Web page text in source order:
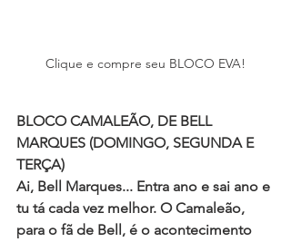
Clique e compre seu BLOCO EVA!
BLOCO CAMALEÃO, DE BELL
MARQUES (DOMINGO, SEGUNDA E
TERÇA)
Ai, Bell Marques... Entra ano e sai ano e
tu tá cada vez melhor. O Camaleão,
para o fã de Bell, é o acontecimento